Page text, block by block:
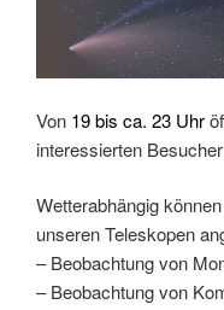
Von 19 bis ca. 23 Uhr
interessierten
Wetterabhängig
unseren Teleskopen
– Beobachtung von
– Beobachtung von